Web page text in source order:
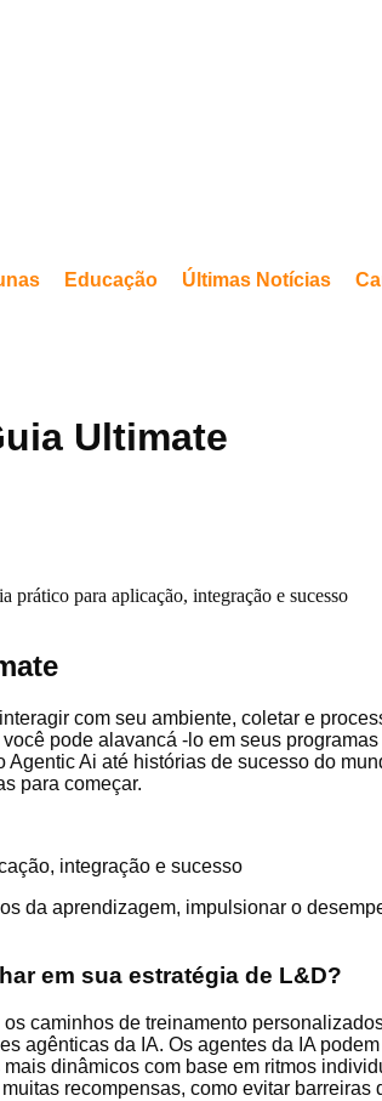
Educação Últimas Notícias
Ultimate
com seu ambiente, coletar e
pode alavancá -lo em seus
Ai até histórias de sucesso do
para começar.
integração e sucesso
da aprendizagem, impulsionar o
em sua estratégia de L&D?
caminhos de treinamento
agênticas da IA. Os agentes da IA
dinâmicos com base em ritmos
recompensas, como evitar barreiras